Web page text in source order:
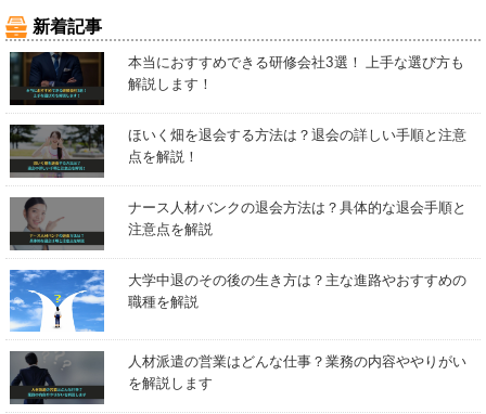
新着記事
本当におすすめできる研修会社3選！ 上手な選び方も
解説します！
ほいく畑を退会する方法は？退会の詳しい手順と注意
点を解説！
ナース人材バンクの退会方法は？具体的な退会手順と
注意点を解説
大学中退のその後の生き方は？主な進路やおすすめの
職種を解説
人材派遣の営業はどんな仕事？業務の内容ややりがい
を解説します